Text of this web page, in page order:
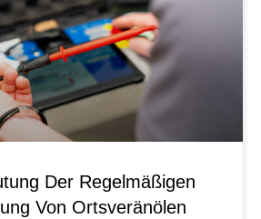
Der Regelmäßigen
Von Ortsveränölen